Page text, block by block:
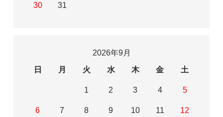
30 31
2026年9月
日
月 火 水 木 金 土
1 2 3 4 5
6 7 8 9 10 11 12